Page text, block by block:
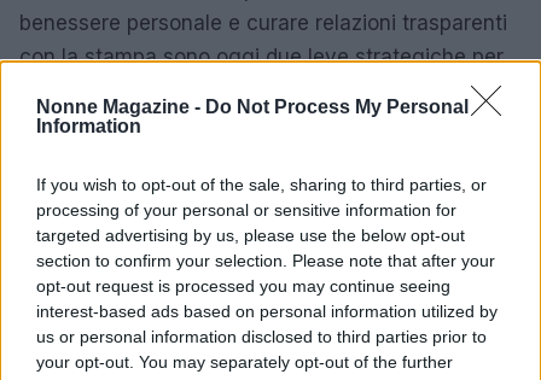
Nonne Magazine - Do Not Process My Personal
Information
If you wish to opt-out of the sale, sharing to third parties, or
processing of your personal or sensitive information for
targeted advertising by us, please use the below opt-out
section to confirm your selection. Please note that after your
opt-out request is processed you may continue seeing
interest-based ads based on personal information utilized by
us or personal information disclosed to third parties prior to
your opt-out. You may separately opt-out of the further
benessere personale e curare relazioni trasparenti
con la stampa sono oggi due leve strategiche per
esperienza e relazione
I dati suggeriscono che i brand che puntano su
accoglienzarappresentatività e qualità della
vestibilità possono costruire una relazione più
solida con il pubblico. La comunicazione, affidata
anche ai PR, deve riflettere questi contenuti: non si